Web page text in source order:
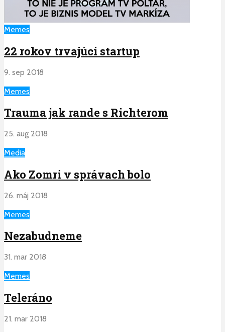
Memes
22 rokov trvajúci startup
9. sep 2018
Memes
Trauma jak rande s Richterom
25. aug 2018
Media
Ako Zomri v správach bolo
26. máj 2018
Memes
Nezabudneme
31. mar 2018
Memes
Teleráno
21. mar 2018